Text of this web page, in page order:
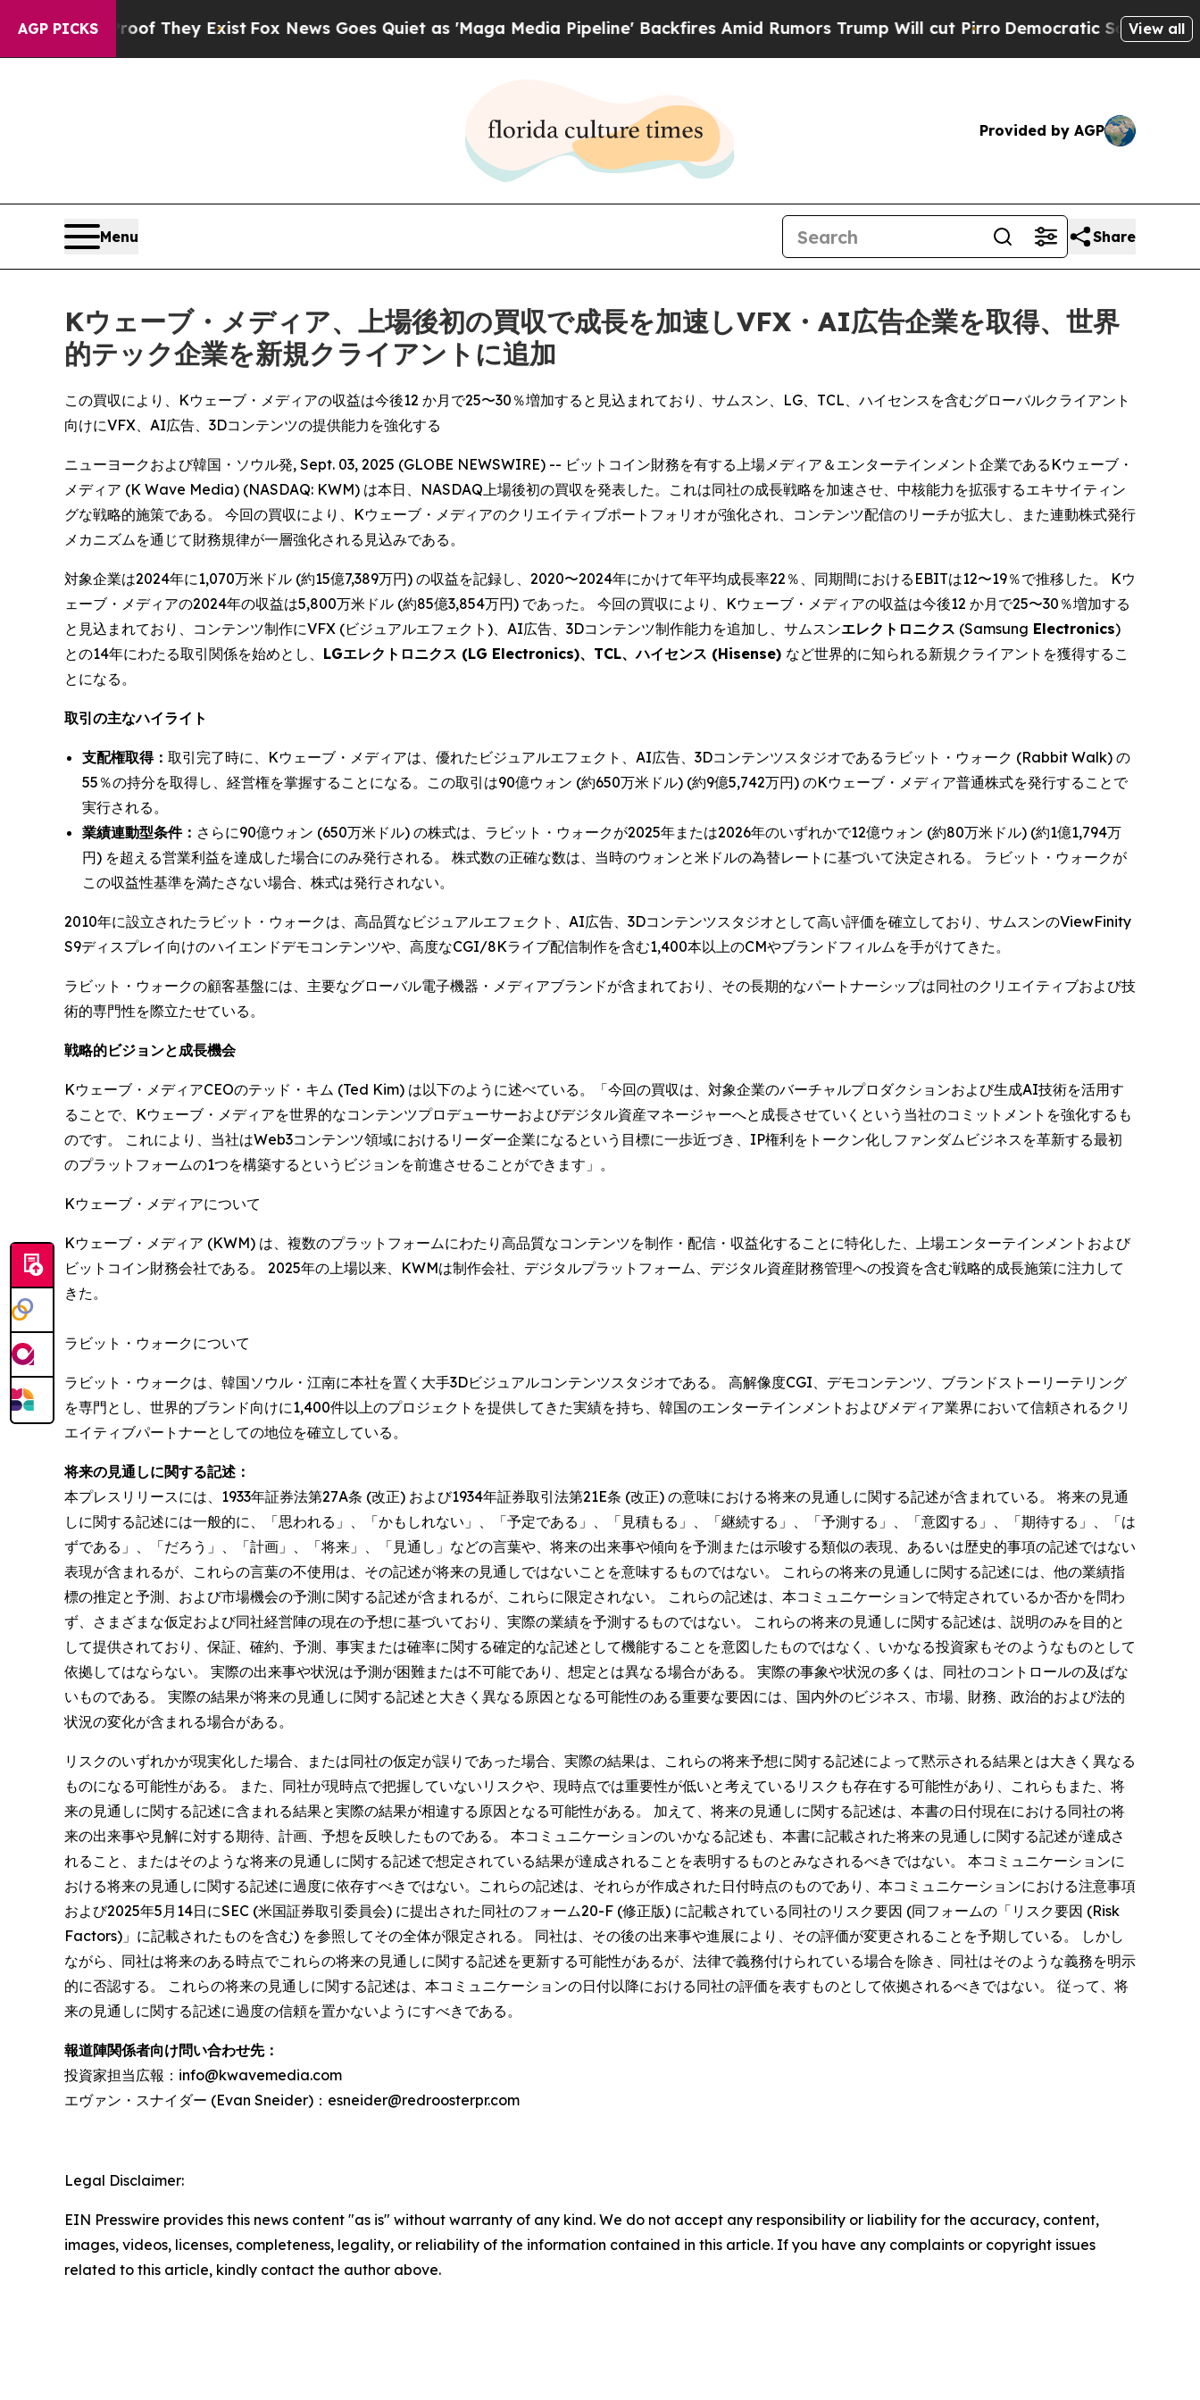
AGP PICKS
Proof They ExistFox News Goes Quiet as 'Maga Media Pipeline' Backfires Amid Rumors Trump Will cut PirroDemocratic Socialists of America
View all
Provided by AGP
Menu Share
Kウェーブ・メディア、上場後初の買収で成長を加速しVFX・AI広告企業を取得、世界
的テック企業を新規クライアントに追加
この買収により、Kウェーブ・メディアの収益は今後12 か月で25〜30％増加すると見込まれており、サムスン、LG、TCL、ハイセンスを含むグローバルクライアント
向けにVFX、AI広告、3Dコンテンツの提供能力を強化する
ニューヨークおよび韓国・ソウル発, Sept. 03, 2025 (GLOBE NEWSWIRE) -- ビットコイン財務を有する上場メディア＆エンターテインメント企業であるKウェーブ・
メディア (K Wave Media) (NASDAQ: KWM) は本日、NASDAQ上場後初の買収を発表した。これは同社の成長戦略を加速させ、中核能力を拡張するエキサイティン
グな戦略的施策である。 今回の買収により、Kウェーブ・メディアのクリエイティブポートフォリオが強化され、コンテンツ配信のリーチが拡大し、また連動株式発行
メカニズムを通じて財務規律が一層強化される見込みである。
対象企業は2024年に1,070万米ドル (約15億7,389万円) の収益を記録し、2020〜2024年にかけて年平均成長率22％、同期間におけるEBITは12〜19％で推移した。 Kウ
ェーブ・メディアの2024年の収益は5,800万米ドル (約85億3,854万円) であった。 今回の買収により、Kウェーブ・メディアの収益は今後12 か月で25〜30％増加する
と見込まれており、コンテンツ制作にVFX (ビジュアルエフェクト)、AI広告、3Dコンテンツ制作能力を追加し、サムスンエレクトロニクス (Samsung Electronics)
との14年にわたる取引関係を始めとし、 LGエレクトロニクス (LG Electronics)、TCL、ハイセンス (Hisense) など世界的に知られる新規クライアントを獲得するこ
とになる。
取引の主なハイライト
支配権取得： 取引完了時に、Kウェーブ・メディアは、優れたビジュアルエフェクト、AI広告、3Dコンテンツスタジオであるラビット・ウォーク (Rabbit Walk) の
55％の持分を取得し、経営権を掌握することになる。この取引は90億ウォン (約650万米ドル) (約9億5,742万円) のKウェーブ・メディア普通株式を発行することで
実行される。
業績連動型条件： さらに90億ウォン (650万米ドル) の株式は、ラビット・ウォークが2025年または2026年のいずれかで12億ウォン (約80万米ドル) (約1億1,794万
円) を超える営業利益を達成した場合にのみ発行される。 株式数の正確な数は、当時のウォンと米ドルの為替レートに基づいて決定される。 ラビット・ウォークが
この収益性基準を満たさない場合、株式は発行されない。
2010年に設立されたラビット・ウォークは、高品質なビジュアルエフェクト、AI広告、3Dコンテンツスタジオとして高い評価を確立しており、サムスンのViewFinity
S9ディスプレイ向けのハイエンドデモコンテンツや、高度なCGI/8Kライブ配信制作を含む1,400本以上のCMやブランドフィルムを手がけてきた。
ラビット・ウォークの顧客基盤には、主要なグローバル電子機器・メディアブランドが含まれており、その長期的なパートナーシップは同社のクリエイティブおよび技
術的専門性を際立たせている。
戦略的ビジョンと成長機会
Kウェーブ・メディアCEOのテッド・キム (Ted Kim) は以下のように述べている。「今回の買収は、対象企業のバーチャルプロダクションおよび生成AI技術を活用す
ることで、Kウェーブ・メディアを世界的なコンテンツプロデューサーおよびデジタル資産マネージャーへと成長させていくという当社のコミットメントを強化するも
のです。 これにより、当社はWeb3コンテンツ領域におけるリーダー企業になるという目標に一歩近づき、IP権利をトークン化しファンダムビジネスを革新する最初
のプラットフォームの1つを構築するというビジョンを前進させることができます」。
Kウェーブ・メディアについて
Kウェーブ・メディア (KWM) は、複数のプラットフォームにわたり高品質なコンテンツを制作・配信・収益化することに特化した、上場エンターテインメントおよび
ビットコイン財務会社である。 2025年の上場以来、KWMは制作会社、デジタルプラットフォーム、デジタル資産財務管理への投資を含む戦略的成長施策に注力して
きた。
ラビット・ウォークについて
ラビット・ウォークは、韓国ソウル・江南に本社を置く大手3Dビジュアルコンテンツスタジオである。 高解像度CGI、デモコンテンツ、ブランドストーリーテリング
を専門とし、世界的ブランド向けに1,400件以上のプロジェクトを提供してきた実績を持ち、韓国のエンターテインメントおよびメディア業界において信頼されるクリ
エイティブパートナーとしての地位を確立している。
将来の見通しに関する記述：
本プレスリリースには、1933年証券法第27A条 (改正) および1934年証券取引法第21E条 (改正) の意味における将来の見通しに関する記述が含まれている。 将来の見通
しに関する記述には一般的に、「思われる」、「かもしれない」、「予定である」、「見積もる」、「継続する」、「予測する」、「意図する」、「期待する」、「は
ずである」、「だろう」、「計画」、「将来」、「見通し」などの言葉や、将来の出来事や傾向を予測または示唆する類似の表現、あるいは歴史的事項の記述ではない
表現が含まれるが、これらの言葉の不使用は、その記述が将来の見通しではないことを意味するものではない。 これらの将来の見通しに関する記述には、他の業績指
標の推定と予測、および市場機会の予測に関する記述が含まれるが、これらに限定されない。 これらの記述は、本コミュニケーションで特定されているか否かを問わ
ず、さまざまな仮定および同社経営陣の現在の予想に基づいており、実際の業績を予測するものではない。 これらの将来の見通しに関する記述は、説明のみを目的と
して提供されており、保証、確約、予測、事実または確率に関する確定的な記述として機能することを意図したものではなく、いかなる投資家もそのようなものとして
依拠してはならない。 実際の出来事や状況は予測が困難または不可能であり、想定とは異なる場合がある。 実際の事象や状況の多くは、同社のコントロールの及ばな
いものである。 実際の結果が将来の見通しに関する記述と大きく異なる原因となる可能性のある重要な要因には、国内外のビジネス、市場、財務、政治的および法的
状況の変化が含まれる場合がある。
リスクのいずれかが現実化した場合、または同社の仮定が誤りであった場合、実際の結果は、これらの将来予想に関する記述によって黙示される結果とは大きく異なる
ものになる可能性がある。 また、同社が現時点で把握していないリスクや、現時点では重要性が低いと考えているリスクも存在する可能性があり、これらもまた、将
来の見通しに関する記述に含まれる結果と実際の結果が相違する原因となる可能性がある。 加えて、将来の見通しに関する記述は、本書の日付現在における同社の将
来の出来事や見解に対する期待、計画、予想を反映したものである。 本コミュニケーションのいかなる記述も、本書に記載された将来の見通しに関する記述が達成さ
れること、またはそのような将来の見通しに関する記述で想定されている結果が達成されることを表明するものとみなされるべきではない。 本コミュニケーションに
おける将来の見通しに関する記述に過度に依存すべきではない。これらの記述は、それらが作成された日付時点のものであり、本コミュニケーションにおける注意事項
および2025年5月14日にSEC (米国証券取引委員会) に提出された同社のフォーム20-F (修正版) に記載されている同社のリスク要因 (同フォームの「リスク要因 (Risk
Factors)」に記載されたものを含む) を参照してその全体が限定される。 同社は、その後の出来事や進展により、その評価が変更されることを予期している。 しかし
ながら、同社は将来のある時点でこれらの将来の見通しに関する記述を更新する可能性があるが、法律で義務付けられている場合を除き、同社はそのような義務を明示
的に否認する。 これらの将来の見通しに関する記述は、本コミュニケーションの日付以降における同社の評価を表すものとして依拠されるべきではない。 従って、将
来の見通しに関する記述に過度の信頼を置かないようにすべきである。
報道陣関係者向け問い合わせ先：
投資家担当広報：info@kwavemedia.com
エヴァン・スナイダー (Evan Sneider)：esneider@redroosterpr.com
Legal Disclaimer:
EIN Presswire provides this news content "as is" without warranty of any kind. We do not accept any responsibility or liability for the accuracy, content,
images, videos, licenses, completeness, legality, or reliability of the information contained in this article. If you have any complaints or copyright issues
related to this article, kindly contact the author above.